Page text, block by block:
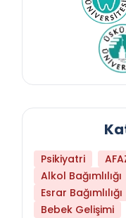
Psikiyatri
Alkol Bağımlılığı
Esrar Bağımlılığı
Bebek Gelişimi